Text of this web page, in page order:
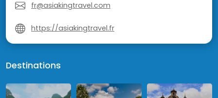
fr@asiakingtravel.com
https://asiakingtravel.fr
Destinations